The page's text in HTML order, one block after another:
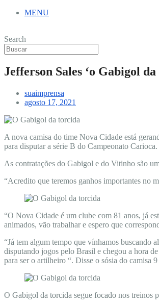
MENU
Search
Jefferson Sales ‘o Gabigol
suaimprensa
agosto 17, 2021
A nova camisa do time Nova Cidade está
para disputar a série B do Campeonato Carioca.
As contratações do Gabigol e do Vitinho são
“Acredito que teremos ganhos importantes no
“O Nova Cidade é um clube com 81 anos, já
animados, vão trabalhar e espero que
“Já tem algum tempo que vínhamos buscando
disputando jogos pelo Brasil e chegou a hora
para ser o artilheiro “. Disse o sósia do camisa
O Gabigol da torcida segue focado nos treinos